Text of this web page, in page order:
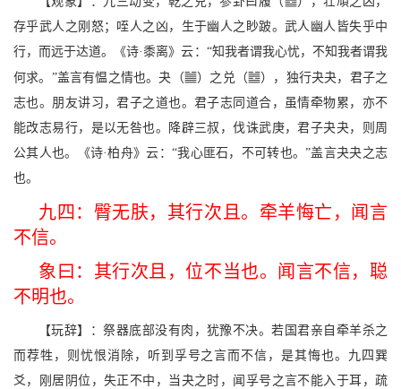
存乎武人之刚怒；咥人之凶，生于幽人之眇跛。武人幽人皆失乎中
行，而远于达道。《诗·黍离》云：“知我者谓我心忧，不知我者谓我
何求。”盖言有愠之情也。夬（b）之兑（V），独行夬夬，君子之
志也。朋友讲习，君子之道也。君子志同道合，虽情牵物累，亦不
能改志易行，是以无咎也。降辟三叔，伐诛武庚，君子夬夬，则周
公其人也。《诗·柏舟》云：“我心匪石，不可转也。”盖言夬夬之志
也。
九四：臀无肤，其行次且。牵羊悔亡，闻言
不信。
象曰：其行次且，位不当也。闻言不信，聪
不明也。
【玩辞】：祭器底部没有肉，犹豫不决。若国君亲自牵羊杀之
而荐牲，则忧恨消除，听到孚号之言而不信，是其悔也。九四巽
爻，刚居阴位，失正不中，当夬之时，闻孚号之言不能入于耳，疏